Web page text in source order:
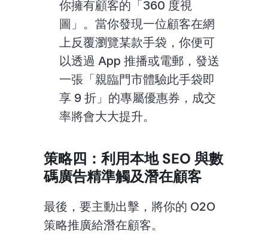
你擁有顧客的「360 度視
圖」。當你發現一位顧客在網
上反覆瀏覽某款手袋，你便可
以透過 App 推播或電郵，發送
一張「親臨門市體驗此手袋即
享 9 折」的專屬優惠券，成交
率將會大大提升。
策略四：利用本地 SEO 與數
碼廣告精準觸及潛在顧客
最後，要主動出擊，將你的 O2O
策略推廣給潛在顧客。